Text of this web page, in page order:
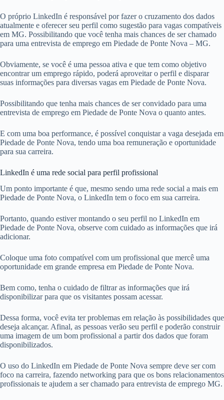
O próprio LinkedIn é responsável por fazer o cruzamento dos dados
atualmente e oferecer seu perfil como sugestão para vagas compatíveis
em MG. Possibilitando que você tenha mais chances de ser chamado
para uma entrevista de emprego em Piedade de Ponte Nova – MG.
Obviamente, se você é uma pessoa ativa e que tem como objetivo
encontrar um emprego rápido, poderá aproveitar o perfil e disparar
suas informações para diversas vagas em Piedade de Ponte Nova.
Possibilitando que tenha mais chances de ser convidado para uma
entrevista de emprego em Piedade de Ponte Nova o quanto antes.
E com uma boa performance, é possível conquistar a vaga desejada em
Piedade de Ponte Nova, tendo uma boa remuneração e oportunidade
para sua carreira.
LinkedIn é uma rede social para perfil profissional
Um ponto importante é que, mesmo sendo uma rede social a mais em
Piedade de Ponte Nova, o LinkedIn tem o foco em sua carreira.
Portanto, quando estiver montando o seu perfil no LinkedIn em
Piedade de Ponte Nova, observe com cuidado as informações que irá
adicionar.
Coloque uma foto compatível com um profissional que mercê uma
oportunidade em grande empresa em Piedade de Ponte Nova.
Bem como, tenha o cuidado de filtrar as informações que irá
disponibilizar para que os visitantes possam acessar.
Dessa forma, você evita ter problemas em relação às possibilidades que
deseja alcançar. Afinal, as pessoas verão seu perfil e poderão construir
uma imagem de um bom profissional a partir dos dados que foram
disponibilizados.
O uso do LinkedIn em Piedade de Ponte Nova sempre deve ser com
foco na carreira, fazendo networking para que os bons relacionamentos
profissionais te ajudem a ser chamado para entrevista de emprego MG.